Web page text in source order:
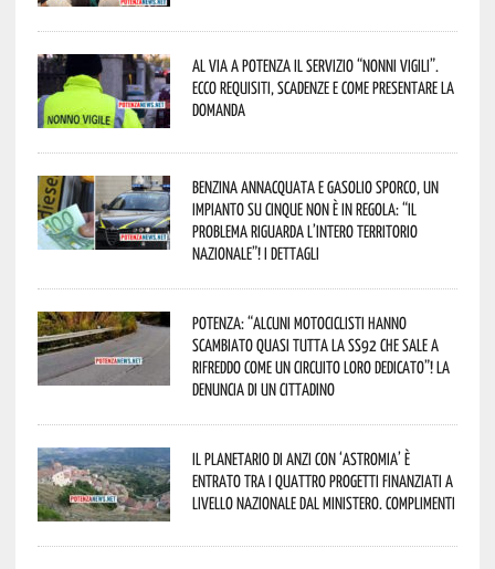
Al via a Potenza il servizio “Nonni Vigili”.
Ecco requisiti, scadenze e come presentare la
domanda
Benzina annacquata e gasolio sporco, un
impianto su cinque non è in regola: “il
problema riguarda l’intero territorio
Nazionale”! I dettagli
Potenza: “alcuni motociclisti hanno
scambiato quasi tutta la SS92 che sale a
Rifreddo come un circuito loro dedicato”! La
denuncia di un cittadino
Il Planetario di Anzi con ‘Astromia’ è
entrato tra i quattro progetti finanziati a
livello nazionale dal Ministero. Complimenti